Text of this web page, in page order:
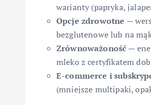
warianty (papryka,
Opcje zdrowotne —
bezglutenowe lub na
Zrównoważoność —
mleko z certyfikatem
E-commerce i
(mniejsze multipaki,